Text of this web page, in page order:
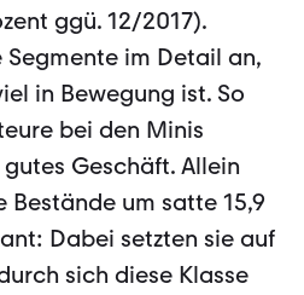
ggü. 12/2017).
im Detail an,
in Bewegung ist. So
bei den Minis
Geschäft. Allein
Bestände um satte 15,9
Dabei setzten sie auf
sich diese Klasse